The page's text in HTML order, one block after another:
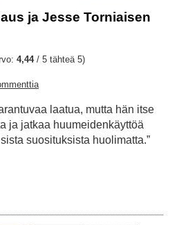
ja Jesse Torniaisen
4,44/ 5 tähteä 5)
laatua, mutta hän itse
ja jatkaa huumeidenkäyttöä
suosituksista huolimatta.”